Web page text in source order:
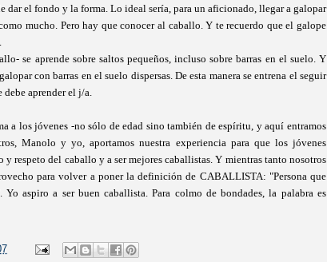
dar el fondo y la forma. Lo ideal sería, para un aficionado, llegar a galopar
mucho. Pero hay que conocer al caballo. Y te recuerdo que el galope
se aprende sobre saltos pequeños, incluso sobre barras en el suelo. Y
con barras en el suelo dispersas. De esta manera se entrena el seguir
aprender el j/a.
los jóvenes -no sólo de edad sino también de espíritu, y aquí entramos
Manolo y yo, aportamos nuestra experiencia para que los jóvenes
respeto del caballo y a ser mejores caballistas. Y mientras tanto nosotros
para volver a poner la definición de CABALLISTA: "Persona que
aspiro a ser buen caballista. Para colmo de bondades, la palabra es